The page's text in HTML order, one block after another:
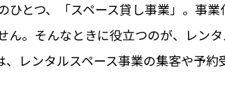
とつ、「スペース貸し事業」。事業
。そんなときに役立つのが、レン
レンタルスペース事業の集客や予約
導入の流れ